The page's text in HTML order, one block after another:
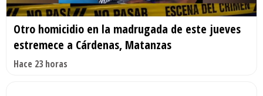
Otro homicidio en la madrugada de este jueves
estremece a Cárdenas, Matanzas
Hace 23 horas